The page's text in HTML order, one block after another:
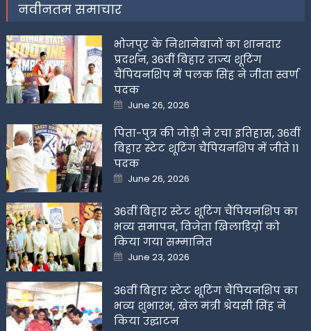
नवीनतम समाचार
भोजपुर के निशानेबाजों का शानदार
प्रदर्शन, 36वीं बिहार राज्य शूटिंग
चैंपियनशिप में पलक सिंह ने जीता स्वर्ण
पदक
Posted
on
June 26, 2026
पिता-पुत्र की जोड़ी ने रचा इतिहास, 36वीं
बिहार स्टेट शूटिंग चैंपियनशिप में जीते 11
पदक
Posted
on
June 26, 2026
36वीं बिहार स्टेट शूटिंग चैंपियनशिप का
भव्य समापन, विजेता खिलाडिय़ों को
किया गया सम्मानित
Posted
on
June 23, 2026
36वीं बिहार स्टेट शूटिंग चैंपियनशिप का
भव्य शुभारंभ, खेल मंत्री श्रेयसी सिंह ने
किया उद्घाटन